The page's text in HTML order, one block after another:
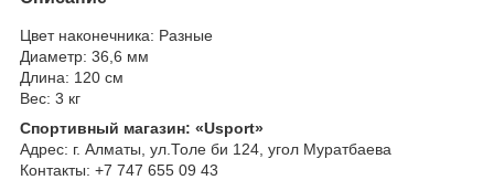
Цвет наконечника: Разные
Диаметр: 36,6 мм
Длина: 120 см
Вес: 3 кг
Спортивный магазин: «Usport»
Адрес: г. Алматы, ул.Толе би 124, угол Муратбаева
Контакты: +7 747 655 09 43